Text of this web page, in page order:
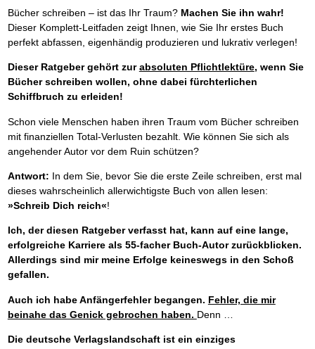
Bücher schreiben – ist das Ihr Traum? Machen Sie ihn wahr!
Dieser Komplett-Leitfaden zeigt Ihnen, wie Sie Ihr erstes Buch
perfekt abfassen, eigenhändig produzieren und lukrativ verlegen!
Dieser Ratgeber gehört zurabsoluten Pflichtlektüre, wenn Sie
Bücher schreiben wollen, ohne dabei fürchterlichen
Schiffbruch zu erleiden!
Schon viele Menschen haben ihren Traum vom Bücher schreiben
mit finanziellen Total-Verlusten bezahlt. Wie können Sie sich als
angehender Autor vor dem Ruin schützen?
Antwort: In dem Sie, bevor Sie die erste Zeile schreiben, erst mal
dieses wahrscheinlich allerwichtigste Buch von allen lesen:
»Schreib Dich reich«!
Ich, der diesen Ratgeber verfasst hat, kann auf eine lange,
erfolgreiche Karriere als 55-facher Buch-Autor zurückblicken.
Allerdings sind mir meine Erfolge keineswegs in den Schoß
gefallen.
Auch ich habe Anfängerfehler begangen. Fehler, die mir
beinahe das Genick gebrochen haben. Denn …
Die deutsche Verlagslandschaft ist ein einziges